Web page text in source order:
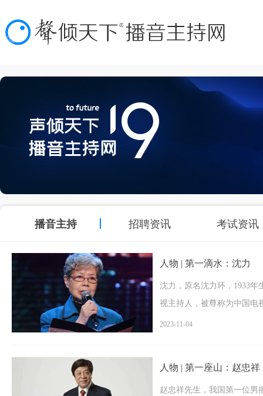
播音主持 招聘资讯 考试资讯
人物 | 第一滴水：沈力
沈力，原名沈力环，1933
视主持人，被尊称为中国电
在京逝世，享年87岁。
2023-11-04
人物 | 第一座山：赵忠祥
赵忠祥先生，我国第一位男